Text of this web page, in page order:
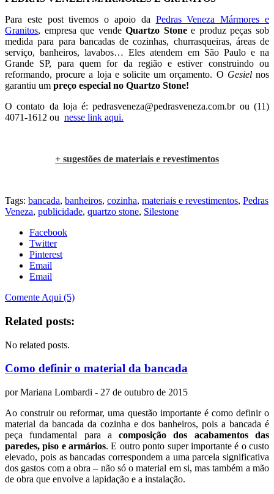
Para este post tivemos o apoio da Pedras Veneza Mármores e
Granitos, empresa que vendeQuartzo Stonee produz peças sob
medida para para bancadas de cozinhas, churrasqueiras, áreas de
serviço, banheiros, lavabos… Eles atendem em São Paulo e na
Grande SP, para quem for da região e estiver construindo ou
reformando, procure a loja e solicite um orçamento. O Gesielnos
garantiu um preço especial no Quartzo Stone!
O contato da loja é: pedrasveneza@pedrasveneza.com.br ou (11)
4071-1612 ou nesse link aqui.
+ sugestões de materiais e revestimentos
Tags: bancada, banheiros, cozinha, materiais e revestimentos, Pedras
Veneza, publicidade, quartzo stone, Silestone
Facebook
Twitter
Pinterest
Email
Email
Comente Aqui (5)
Related posts:
No related posts.
Como definir o material da bancada
porMariana Lombardi - 27 de outubro de 2015
Ao construir ou reformar, uma questão importante é como definir o
material da bancada da cozinha e dos banheiros, pois a bancada é
peça fundamental para a composição dos acabamentos das
paredes, piso e armários. E outro ponto super importante é o custo
elevado, pois as bancadas correspondem a uma parcela significativa
dos gastos com a obra – não só o material em si, mas também a mão
de obra que envolve a lapidação e a instalação.